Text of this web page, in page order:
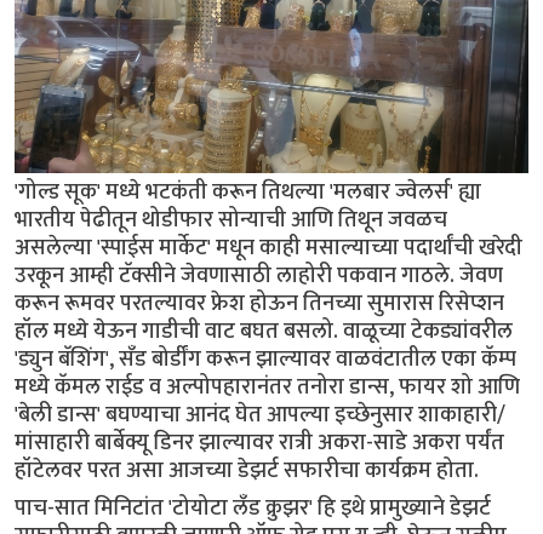
'गोल्ड सूक' मध्ये भटकंती करून तिथल्या 'मलबार ज्वेलर्स' ह्या
भारतीय पेढीतून थोडीफार सोन्याची आणि तिथून जवळच
असलेल्या 'स्पाईस मार्केट' मधून काही मसाल्याच्या पदार्थांची खरेदी
उरकून आम्ही टॅक्सीने जेवणासाठी लाहोरी पकवान गाठले. जेवण
करून रूमवर परतल्यावर फ्रेश होऊन तिनच्या सुमारास रिसेप्शन
हॉल मध्ये येऊन गाडीची वाट बघत बसलो. वाळूच्या टेकड्यांवरील
'ड्युन बॅशिंग', सॅंड बोर्डींग करून झाल्यावर वाळवंटातील एका कॅम्प
मध्ये कॅमल राईड व अल्पोपहारानंतर तनोरा डान्स, फायर शो आणि
'बेली डान्स' बघण्याचा आनंद घेत आपल्या इच्छेनुसार शाकाहारी/
मांसाहारी बार्बेक्यू डिनर झाल्यावर रात्री अकरा-साडे अकरा पर्यंत
हॉटेलवर परत असा आजच्या डेझर्ट सफारीचा कार्यक्रम होता.
पाच-सात मिनिटांत 'टोयोटा लँड क्रुझर' हि इथे प्रामुख्याने डेझर्ट